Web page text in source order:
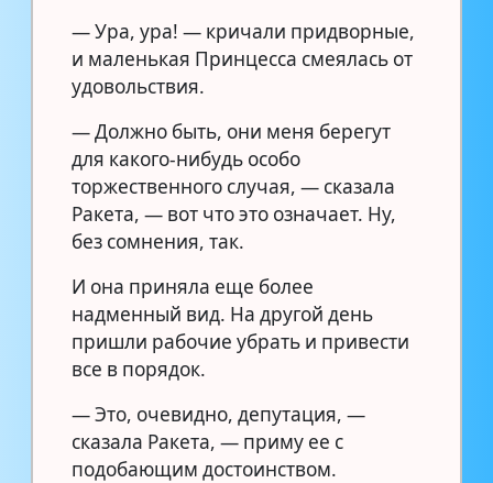
— Ура, ура! — кричали придворные,
и маленькая Принцесса смеялась от
удовольствия.
— Должно быть, они меня берегут
для какого-нибудь особо
торжественного случая, — сказала
Ракета, — вот что это означает. Ну,
без сомнения, так.
И она приняла еще более
надменный вид. На другой день
пришли рабочие убрать и привести
все в порядок.
— Это, очевидно, депутация, —
сказала Ракета, — приму ее с
подобающим достоинством.